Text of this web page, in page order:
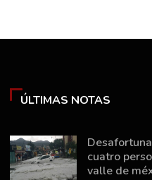
ÚLTIMAS NOTAS
cuatro
valle de